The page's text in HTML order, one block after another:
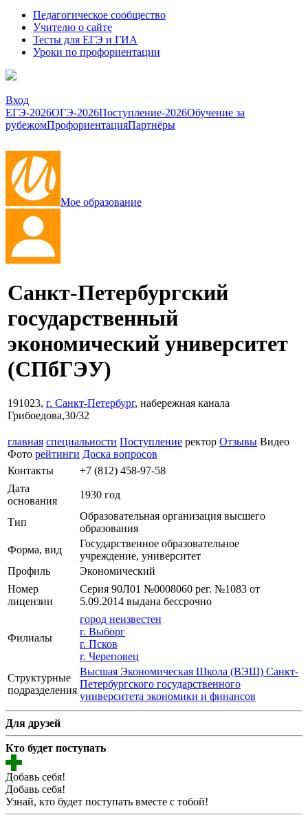
Педагогическое сообщество
Учителю о сайте
Тесты для ЕГЭ и ГИА
Уроки по профориентации
Вход
ЕГЭ-2026ОГЭ-2026Поступление-2026Обучение за
рубежомПрофориентацияПартнёры
Мое образование
Санкт-Петербургский
государственный
экономический университет
(СПбГЭУ)
191023, г. Санкт-Петербург, набережная канала
Грибоедова,30/32
главная специальности Поступление ректор Отзывы Видео
Фото рейтинги Доска вопросов
Контакты
+7 (812) 458-97-58
Дата
основания
1930 год
Тип
Образовательная организация высшего
образования
Форма, вид
Государственное образовательное
учреждение, университет
Профиль
Экономический
Номер
лицензии
Серия 90Л01 №0008060 рег. №1083 от
5.09.2014 выдана бессрочно
Филиалы
город неизвестен
г. Выборг
г. Псков
г. Череповец
Структурные
подразделения
Высшая Экономическая Школа (ВЭШ) Санкт-
Петербургского государственного
университета экономики и финансов
Для друзей
Кто будет поступать
Добавь себя!
Добавь себя!
Узнай, кто будет поступать вместе с тобой!